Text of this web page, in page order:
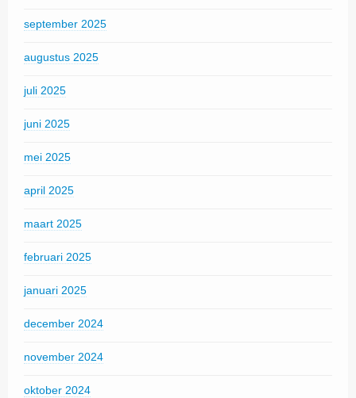
september 2025
augustus 2025
juli 2025
juni 2025
mei 2025
april 2025
maart 2025
februari 2025
januari 2025
december 2024
november 2024
oktober 2024